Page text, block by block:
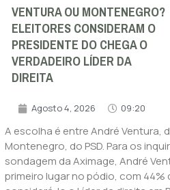
VENTURA OU MONTENEGRO?
ELEITORES CONSIDERAM O
PRESIDENTE DO CHEGA O
VERDADEIRO LÍDER DA
DIREITA
Agosto 4, 2026 09:20
A escolha é entre André Ventura,
Montenegro, do PSD. Para os
sondagem da Aximage, André
primeiro lugar no pódio, com 44%